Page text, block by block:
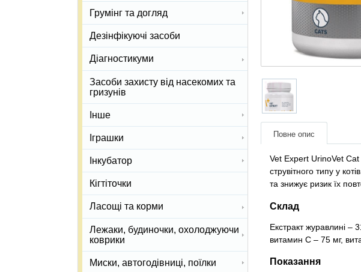
Повне опис
Vet Expert UrinoVet
струвітного типу у
та знижує ризик їх
Склад
Екстракт журавлині –
витамин С – 75 мг,
Показання
Грумінг та догляд
Дезінфікуючі засоби
Діагностикуми
Засоби захисту від насекомих та
гризунів
Інше
Іграшки
Інкубатор
Кігтіточки
Ласощі та корми
Лежаки, будиночки, охолоджуючи
коврики
Миски, автогодівниці, поїлки